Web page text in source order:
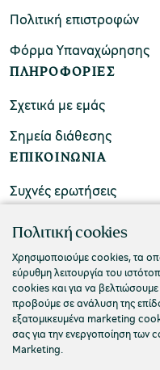
Πολιτική επιστροφών
Φόρμα Υπαναχώρησης
ΠΛΗΡΟΦΟΡΙΕΣ
Σχετικά με εμάς
Σημεία διάθεσης
ΕΠΙΚΟΙΝΩΝΙΑ
Συχνές ερωτήσεις
Επικοινωνήστε μαζί μας
Πολιτική cookies
Χρησιμοποιούμε cookies, τα
εύρυθμη λειτουργία του
cookies και για να
προβούμε σε ανάλυση της
εξατομικευμένα marketing
σας για την ενεργοποίηση των
Marketing.